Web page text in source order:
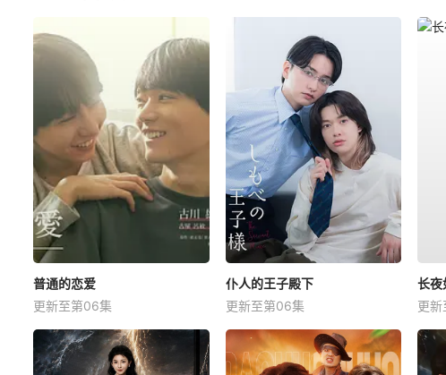
普通的恋爱
更新至第06集
仆人的王子殿下
更新至第06集
长夜
更新